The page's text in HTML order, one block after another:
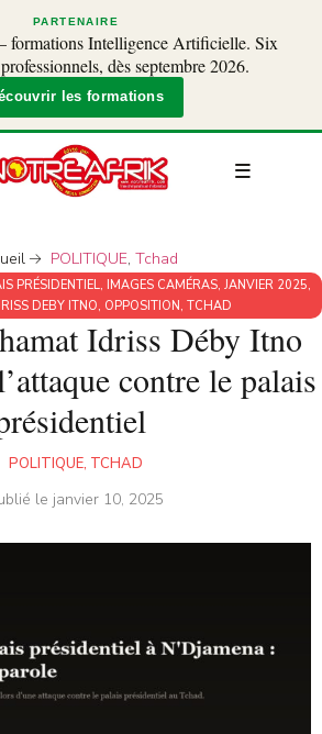
PARTENAIRE
Intelligence Artificielle. Six
dès septembre 2026.
les formations
POLITIQUE, Tchad
PRÉSIDENTIEL, IMAGES CAMÉRAS, JANVIER 2025,
DEBY ITNO, OPPOSITION, TCHAD
Idriss Déby Itno
contre le palais
POLITIQUE, TCHAD
le janvier 10, 2025